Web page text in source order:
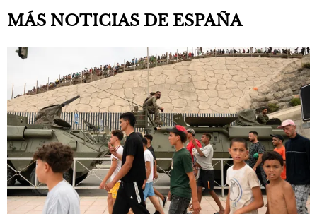
MÁS NOTICIAS DE ESPAÑA